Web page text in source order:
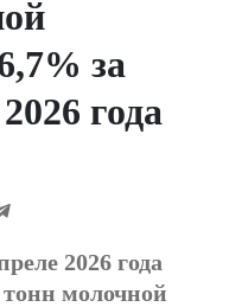
за
года
2026 года
молочной